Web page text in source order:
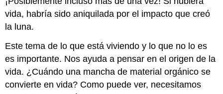
vida, habría sido aniquilada por el impacto que creó
la luna.
Este tema de lo que está viviendo y lo que no lo es
es importante. Nos ayuda a pensar en el origen de la
vida. ¿Cuándo una mancha de material orgánico se
convierte en vida? Como puede ver, necesitamos